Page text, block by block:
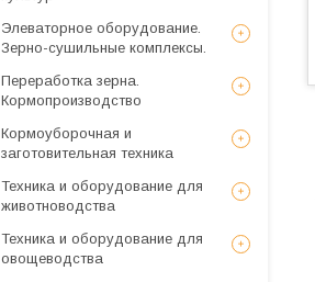
Элеваторное оборудование.
Зерно-сушильные комплексы.
Переработка зерна.
Кормопроизводство
Кормоуборочная и
заготовительная техника
Техника и оборудование для
животноводства
Техника и оборудование для
овощеводства